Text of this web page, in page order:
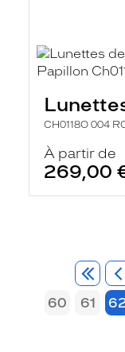
CH0118O 004
À partir de
269,00
60
61